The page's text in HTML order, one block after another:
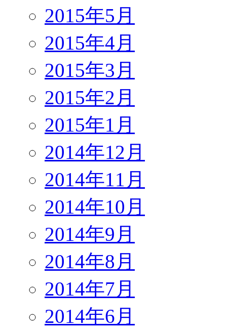
2015年5月
2015年4月
2015年3月
2015年2月
2015年1月
2014年12月
2014年11月
2014年10月
2014年9月
2014年8月
2014年7月
2014年6月